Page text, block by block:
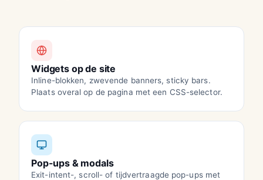
Widgets op de site
Inline-blokken, zwevende banners, sticky bars.
Plaats overal op de pagina met een CSS-selector.
Pop-ups & modals
Exit-intent-, scroll- of tijdvertraagde pop-ups met